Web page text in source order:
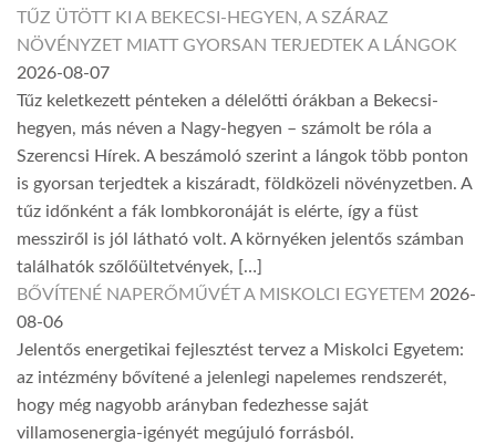
TŰZ ÜTÖTT KI A BEKECSI-HEGYEN, A SZÁRAZ
NÖVÉNYZET MIATT GYORSAN TERJEDTEK A LÁNGOK
2026-08-07
Tűz keletkezett pénteken a délelőtti órákban a Bekecsi-
hegyen, más néven a Nagy-hegyen – számolt be róla a
Szerencsi Hírek. A beszámoló szerint a lángok több ponton
is gyorsan terjedtek a kiszáradt, földközeli növényzetben. A
tűz időnként a fák lombkoronáját is elérte, így a füst
messziről is jól látható volt. A környéken jelentős számban
találhatók szőlőültetvények, […]
BŐVÍTENÉ NAPERŐMŰVÉT A MISKOLCI EGYETEM 2026-
08-06
Jelentős energetikai fejlesztést tervez a Miskolci Egyetem:
az intézmény bővítené a jelenlegi napelemes rendszerét,
hogy még nagyobb arányban fedezhesse saját
villamosenergia-igényét megújuló forrásból.